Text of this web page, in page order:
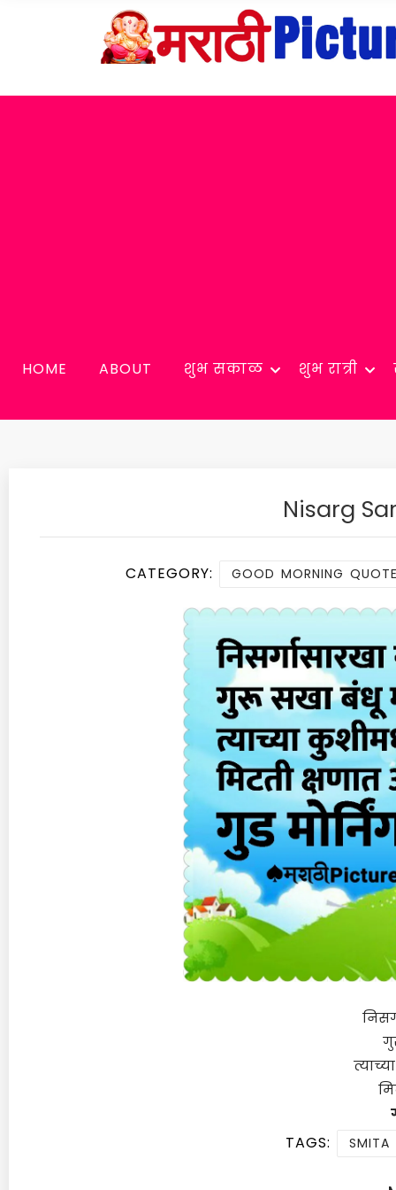
HOME ABOUT शुभ सकाळ शुभ रात्री
Nisarg
CATEGORY: GOOD MORNING
TAGS: SMITA